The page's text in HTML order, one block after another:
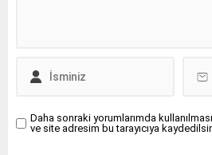
Daha sonraki yorumlarımda
ve site adresim bu tarayıcıya